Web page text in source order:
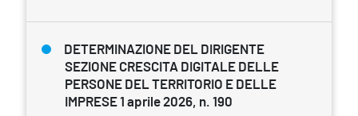
DETERMINAZIONE DEL DIRIGENTE
SEZIONE CRESCITA DIGITALE DELLE
PERSONE DEL TERRITORIO E DELLE
IMPRESE 1 aprile 2026, n. 190